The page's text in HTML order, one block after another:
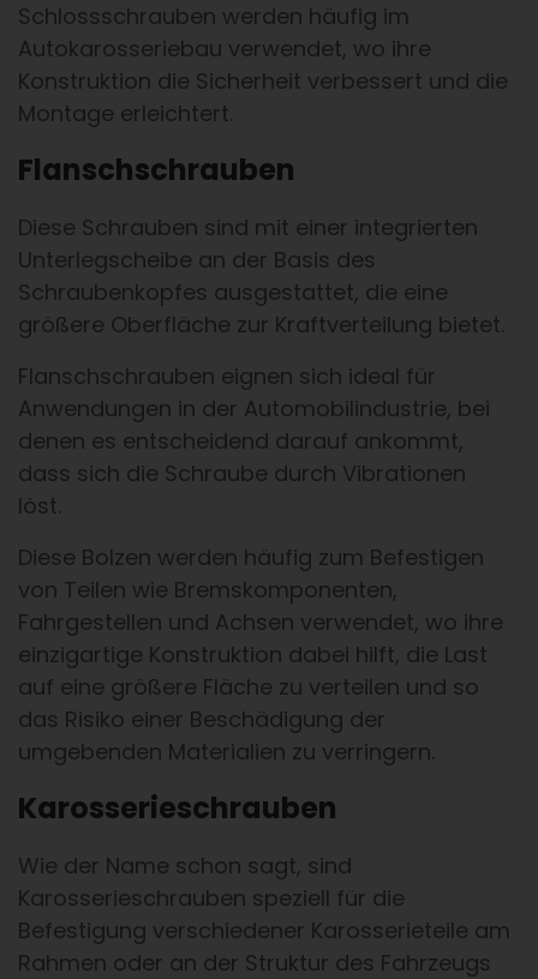
Schlossschrauben werden häufig im
Autokarosseriebau verwendet, wo ihre
Konstruktion die Sicherheit verbessert und die
Montage erleichtert.
Flanschschrauben
Diese Schrauben sind mit einer integrierten
Unterlegscheibe an der Basis des
Schraubenkopfes ausgestattet, die eine
größere Oberfläche zur Kraftverteilung bietet.
Flanschschrauben eignen sich ideal für
Anwendungen in der Automobilindustrie, bei
denen es entscheidend darauf ankommt,
dass sich die Schraube durch Vibrationen
löst.
Diese Bolzen werden häufig zum Befestigen
von Teilen wie Bremskomponenten,
Fahrgestellen und Achsen verwendet, wo ihre
einzigartige Konstruktion dabei hilft, die Last
auf eine größere Fläche zu verteilen und so
das Risiko einer Beschädigung der
umgebenden Materialien zu verringern.
Karosserieschrauben
Wie der Name schon sagt, sind
Karosserieschrauben speziell für die
Befestigung verschiedener Karosserieteile am
Rahmen oder an der Struktur des Fahrzeugs